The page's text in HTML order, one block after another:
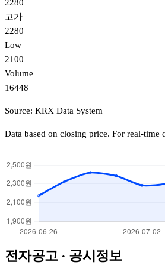
2280
고가
2280
Low
2100
Volume
16448
Source: KRX Data System
Data based on closing price. For real-time
전자공고 · 공시정보